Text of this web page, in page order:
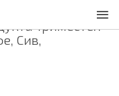
Триместен
Сив,